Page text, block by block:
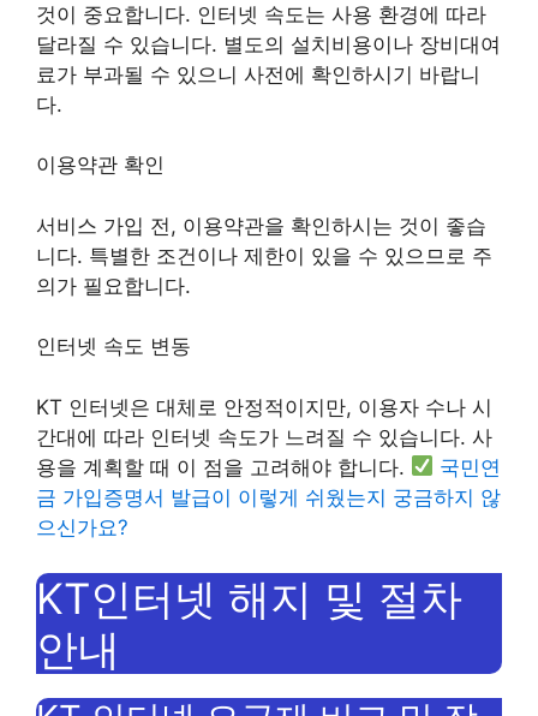
것이 중요합니다. 인터넷 속도는 사용 환경에 따라
달라질 수 있습니다. 별도의 설치비용이나 장비대여
료가 부과될 수 있으니 사전에 확인하시기 바랍니
다.
이용약관 확인
서비스 가입 전, 이용약관을 확인하시는 것이 좋습
니다. 특별한 조건이나 제한이 있을 수 있으므로 주
의가 필요합니다.
인터넷 속도 변동
KT 인터넷은 대체로 안정적이지만, 이용자 수나 시
간대에 따라 인터넷 속도가 느려질 수 있습니다. 사
용을 계획할 때 이 점을 고려해야 합니다.
국민연
금 가입증명서 발급이 이렇게 쉬웠는지 궁금하지 않
으신가요?
KT인터넷 해지 및 절차
안내